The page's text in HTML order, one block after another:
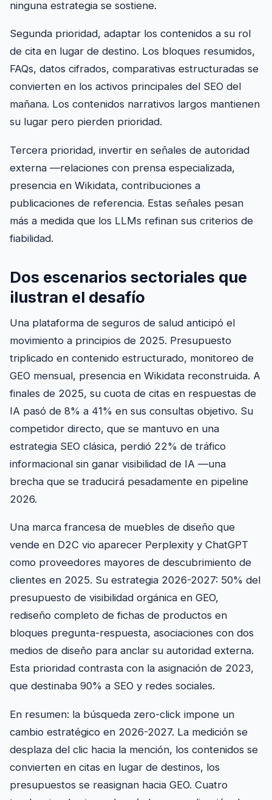
ninguna estrategia se sostiene.
Segunda prioridad, adaptar los contenidos a su rol
de cita en lugar de destino. Los bloques resumidos,
FAQs, datos cifrados, comparativas estructuradas se
convierten en los activos principales del SEO del
mañana. Los contenidos narrativos largos mantienen
su lugar pero pierden prioridad.
Tercera prioridad, invertir en señales de autoridad
externa —relaciones con prensa especializada,
presencia en Wikidata, contribuciones a
publicaciones de referencia. Estas señales pesan
más a medida que los LLMs refinan sus criterios de
fiabilidad.
Dos escenarios sectoriales que
ilustran el desafío
Una plataforma de seguros de salud anticipó el
movimiento a principios de 2025. Presupuesto
triplicado en contenido estructurado, monitoreo de
GEO mensual, presencia en Wikidata reconstruida. A
finales de 2025, su cuota de citas en respuestas de
IA pasó de 8% a 41% en sus consultas objetivo. Su
competidor directo, que se mantuvo en una
estrategia SEO clásica, perdió 22% de tráfico
informacional sin ganar visibilidad de IA —una
brecha que se traducirá pesadamente en pipeline
2026.
Una marca francesa de muebles de diseño que
vende en D2C vio aparecer Perplexity y ChatGPT
como proveedores mayores de descubrimiento de
clientes en 2025. Su estrategia 2026-2027: 50% del
presupuesto de visibilidad orgánica en GEO,
rediseño completo de fichas de productos en
bloques pregunta-respuesta, asociaciones con dos
medios de diseño para anclar su autoridad externa.
Esta prioridad contrasta con la asignación de 2023,
que destinaba 90% a SEO y redes sociales.
En resumen: la búsqueda zero-click impone un
cambio estratégico en 2026-2027. La medición se
desplaza del clic hacia la mención, los contenidos se
convierten en citas en lugar de destinos, los
presupuestos se reasignan hacia GEO. Cuatro